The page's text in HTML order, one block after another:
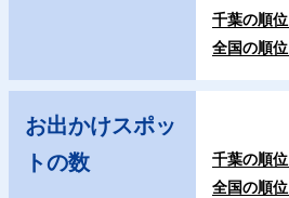
千葉の順位
全国の順位
お出かけスポッ
トの数
千葉の順位
全国の順位